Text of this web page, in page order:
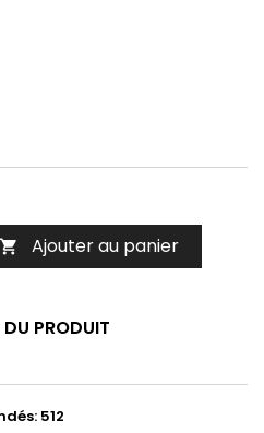
 Ajouter au panier
DU PRODUIT
512